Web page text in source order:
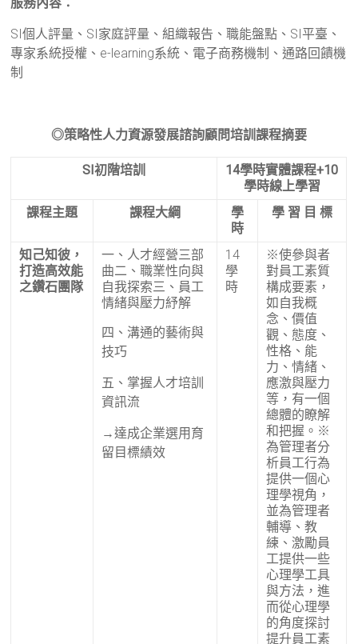
SI個人評量、SI家庭評量、組織報告、職能盤點、SI平臺、
專家系統授權、e-learning系統、電子商務機制、通路回饋機
制
◎策略性人力資源發展諮詢顧問培訓課程摘要
SI初階培訓 14學時實體課程+10
學時線上學習
課程主題
課程大綱
學
時
學 習 目 標
知己知彼，
打造高效能
之鑽石團隊
一、人才經營三部
曲二、職業性向與
自我探索三、員工
情緒與壓力紓解
四、溝通的藝術與
技巧
五、掌握人才培訓
資訊流
→達成企業選用育
留目標績效
14
學
時
※使參與者
對員工素質
構成要素，
如自我概
念、價值
觀、態度、
性格、能
力、情緒、
應激與壓力
等，有一個
總體的瞭解
和把握。 ※
為管理者分
析員工行為
提供一個心
理學視角，
並為管理者
輔導、教
練、激勵員
工提供一些
心理學工具
與方法，進
而從心理學
的角度探討
提升員工素